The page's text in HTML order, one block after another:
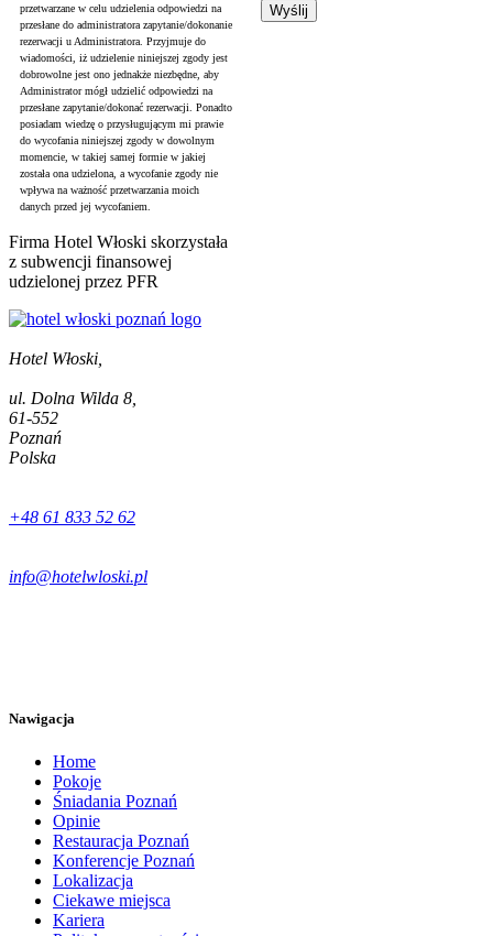
przetwarzane w celu udzielenia odpowiedzi na
przesłane do administratora zapytanie/dokonanie
rezerwacji u Administratora. Przyjmuje do
wiadomości, iż udzielenie niniejszej zgody jest
dobrowolne jest ono jednakże niezbędne, aby
Administrator mógł udzielić odpowiedzi na
przesłane zapytanie/dokonać rezerwacji. Ponadto
posiadam wiedzę o przysługującym mi prawie
do wycofania niniejszej zgody w dowolnym
momencie, w takiej samej formie w jakiej
została ona udzielona, a wycofanie zgody nie
wpływa na ważność przetwarzania moich
danych przed jej wycofaniem.
Firma Hotel Włoski skorzystała
z subwencji finansowej
udzielonej przez PFR
Hotel Włoski,
ul. Dolna Wilda 8,
61-552
Poznań
Polska
+48 61 833 52 62
info@hotelwloski.pl
Nawigacja
Home
Pokoje
Śniadania Poznań
Opinie
Restauracja Poznań
Konferencje Poznań
Lokalizacja
Ciekawe miejsca
Kariera